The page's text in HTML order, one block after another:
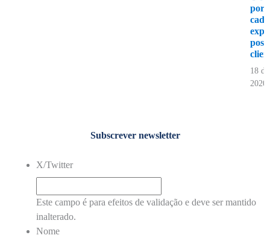
por
cada
18
2020
Subscrever newsletter
X/Twitter
Este campo é para efeitos de validação e deve ser mantido
inalterado.
Nome